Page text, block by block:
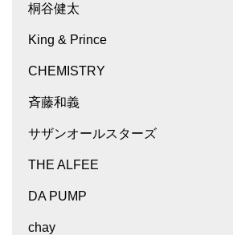
桐谷健太
King & Prince
CHEMISTRY
斉藤和義
サザンオールスターズ
THE ALFEE
DA PUMP
chay